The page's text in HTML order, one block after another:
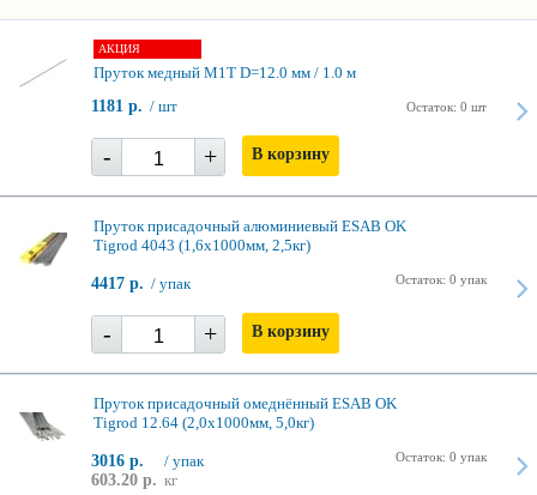
АКЦИЯ
Пруток медный M1T D=12.0 мм / 1.0 м
Остаток: 0 шт
1181 р. / шт
- + В корзину
Пруток присадочный алюминиевый ESAB OK
Tigrod 4043 (1,6x1000мм, 2,5кг)
Остаток: 0 упак
4417 р. / упак
- + В корзину
Пруток присадочный омеднённый ESAB OK
Tigrod 12.64 (2,0x1000мм, 5,0кг)
Остаток: 0 упак
3016 р.
603.20 р.
/ упак
кг